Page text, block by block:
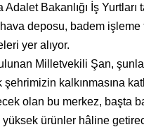
Bakanlığı İş Yurtları
deposu, badem
yer alıyor.
Milletvekili Şan,
kalkınmasına
olan bu merkez, başta
ürünler hâline